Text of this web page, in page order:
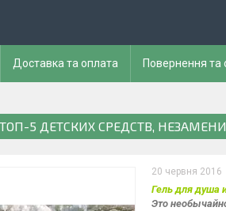
Доставка та оплата Повернення та
ТОП-5 ДЕТСКИХ СРЕДСТВ,
20 червня 2016
Гель для душа
Это